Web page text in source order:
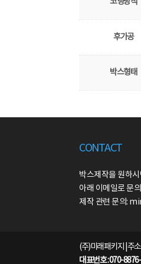
후가공
박스형태
CONTACT
박스제작을 원하
아래 이메일로 문
제작 관련 문의:
(주)미래패키지 | 주
대표번호 : 070-